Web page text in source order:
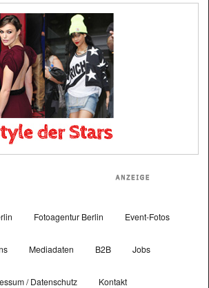
Fotoagentur Berlin Event-Fotos
Mediadaten B2B Jobs
/ Datenschutz Kontakt